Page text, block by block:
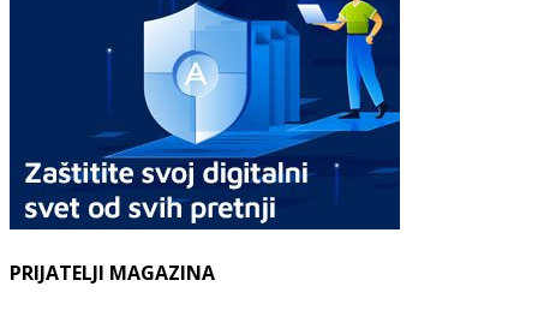
PRIJATELJI MAGAZINA